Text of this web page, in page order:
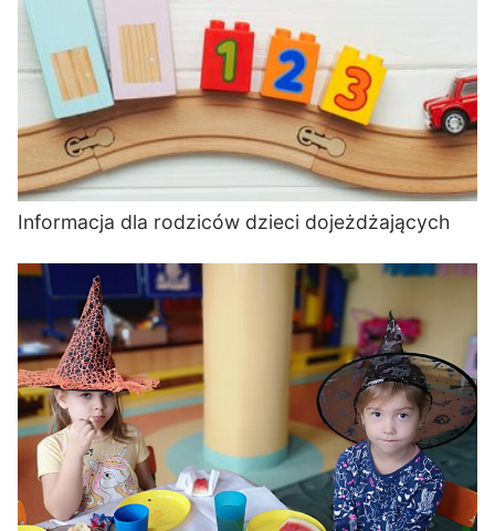
Informacja dla rodziców dzieci dojeżdżających